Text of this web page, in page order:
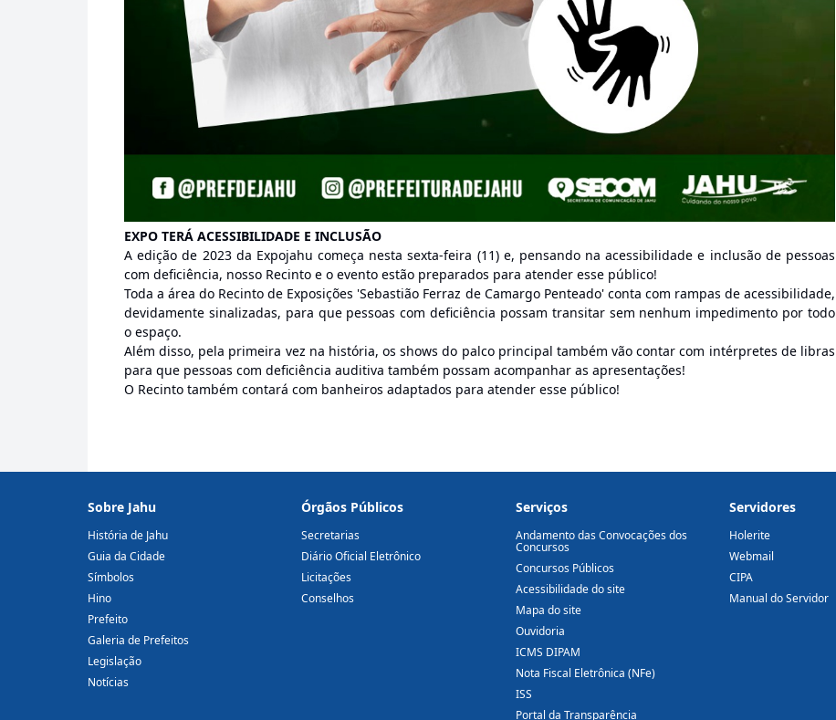
EXPO TERÁ ACESSIBILIDADE E INCLUSÃO
A edição de 2023 da Expojahu começa nesta sexta-feira (11) e, pensando na acessibilidade e inclusão de pessoas
com deficiência, nosso Recinto e o evento estão preparados para atender esse público!
Toda a área do Recinto de Exposições 'Sebastião Ferraz de Camargo Penteado' conta com rampas de acessibilidade,
devidamente sinalizadas, para que pessoas com deficiência possam transitar sem nenhum impedimento por todo
o espaço.
Além disso, pela primeira vez na história, os shows do palco principal também vão contar com intérpretes de libras
para que pessoas com deficiência auditiva também possam acompanhar as apresentações!
O Recinto também contará com banheiros adaptados para atender esse público!
Sobre Jahu
História de Jahu
Guia da Cidade
Símbolos
Hino
Prefeito
Galeria de Prefeitos
Legislação
Notícias
Órgãos Públicos
Secretarias
Diário Oficial Eletrônico
Licitações
Conselhos
Serviços
Andamento das Convocações dos
Concursos
Concursos Públicos
Acessibilidade do site
Mapa do site
Ouvidoria
ICMS DIPAM
Nota Fiscal Eletrônica (NFe)
ISS
Portal da Transparência
Servidores
Holerite
Webmail
CIPA
Manual do Servidor